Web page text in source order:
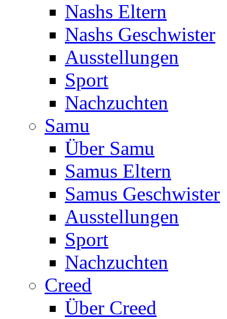
Nashs Eltern
Nashs Geschwister
Ausstellungen
Sport
Nachzuchten
Samu
Über Samu
Samus Eltern
Samus Geschwister
Ausstellungen
Sport
Nachzuchten
Creed
Über Creed